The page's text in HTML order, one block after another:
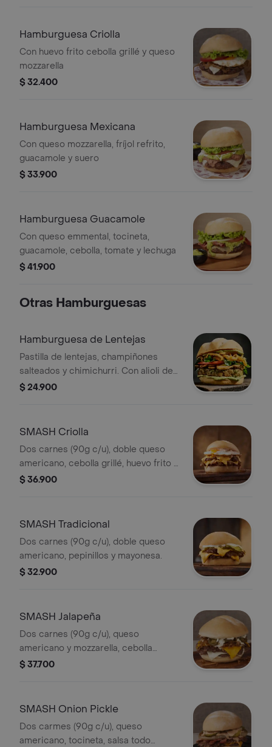
Hamburguesa Criolla
Con huevo frito cebolla grillé y queso
mozzarella
$ 32.400
Hamburguesa Mexicana
Con queso mozzarella, fríjol refrito,
guacamole y suero
$ 33.900
Hamburguesa Guacamole
Con queso emmental, tocineta,
guacamole, cebolla, tomate y lechuga
$ 41.900
Otras Hamburguesas
Hamburguesa de Lentejas
Pastilla de lentejas, champiñones
salteados y chimichurri. Con alioli de
aguacate, tomate, rúgula y cebollitas
$ 24.900
SMASH Criolla
Dos carnes (90g c/u), doble queso
americano, cebolla grillé, huevo frito y
salsa todo terreno
$ 36.900
SMASH Tradicional
Dos carnes (90g c/u), doble queso
americano, pepinillos y mayonesa.
$ 32.900
SMASH Jalapeña
Dos carnes (90g c/u), queso
americano y mozzarella, cebolla
crunchy caramelizada, jalapeños y
$ 37.700
SMASH Onion Pickle
Dos carmes (90g c/u), queso
americano, tocineta, salsa todo